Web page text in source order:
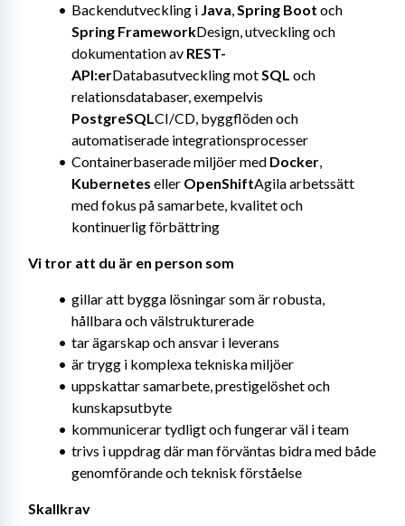
Backendutveckling i Java, Spring Boot
och
Spring FrameworkDesign, utveckling och
dokumentation av REST-
API:erDatabasutveckling mot SQL och
PostgreSQLCI/CD, byggflöden och
automatiserade integrationsprocesser
Containerbaserade miljöer med Docker,
Kubernetes eller OpenShiftAgila arbetssätt
med fokus på samarbete, kvalitet och
kontinuerlig förbättring
Vi tror att du är en person som
gillar att bygga lösningar som är robusta,
hållbara och välstrukturerade
tar ägarskap och ansvar i leverans
är trygg i komplexa tekniska miljöer
uppskattar samarbete, prestigelöshet och
kunskapsutbyte
kommunicerar tydligt och fungerar väl i team
trivs i uppdrag där man förväntas bidra med både
genomförande och teknisk förståelse
Skallkrav